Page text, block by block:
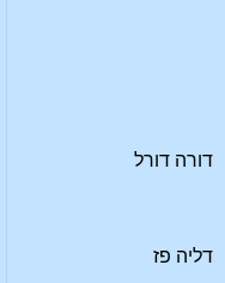
דורה דורל
דליה פז